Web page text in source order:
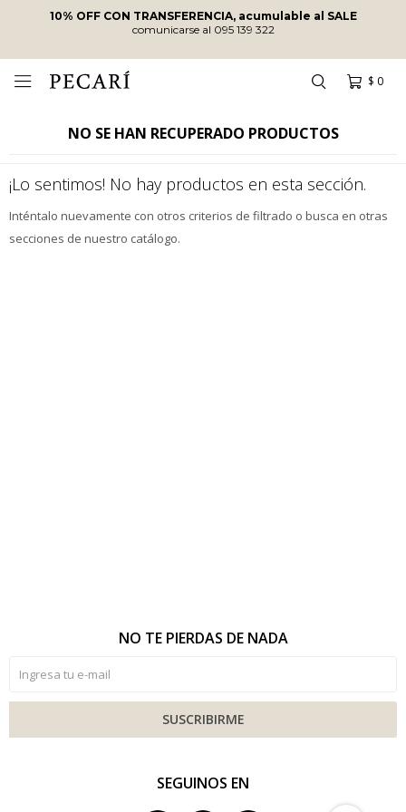
10% OFF CON TRANSFERENCIA, acumulable al SALE
comunicarse al 095 139 322
$ 0

NO SE HAN RECUPERADO PRODUCTOS
¡Lo sentimos! No hay productos en esta sección.
Inténtalo nuevamente con otros criterios de filtrado o busca en otras
secciones de nuestro catálogo.
SEGUINOS EN
NO TE PIERDAS DE NADA
SUSCRIBIRME